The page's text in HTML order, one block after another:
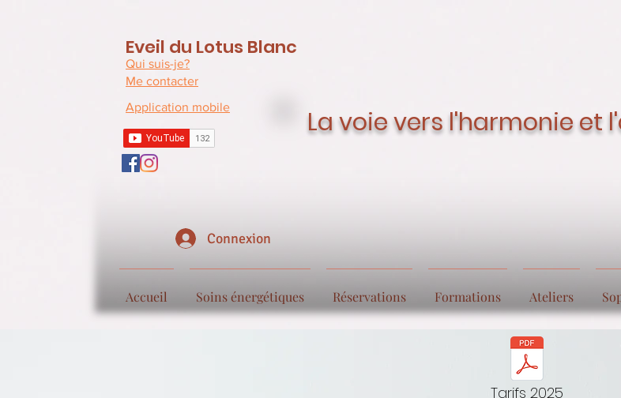
Eveil du Lotus Blanc
Qui suis-je?
Me contacter
La voie vers l'harmonie et
Connexion
Application mobile
Accueil Soins énergétiques Réservations Formations Ateliers
Tarifs 2025